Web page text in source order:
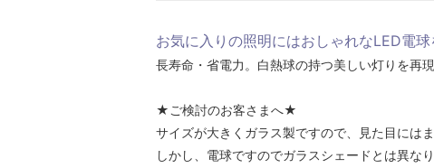
お気に入りの照明にはおしゃれなLED電球
長寿命・省電力。白熱球の持つ美しい灯りを再
★ご検討のお客さまへ★
サイズが大きくガラス製ですので、見た目には
しかし、電球ですのでガラスシェードとは異な